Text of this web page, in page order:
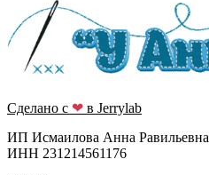
Сделано с ❤ в Jerrylab
ИП Исмаилова Анна Равильевна
ИНН 231214561176